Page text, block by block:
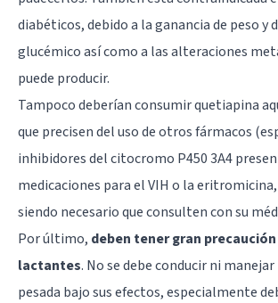
diabéticos, debido a la ganancia de peso y
glucémico así como a las alteraciones
puede producir.
Tampoco deberían consumir quetiapina
que precisen del uso de otros fármacos
inhibidores del citocromo P450 3A4
medicaciones para el VIH o la
siendo necesario que consulten con su
Por último, deben tener gran
lactantes. No se debe conducir ni
pesada bajo sus efectos, especialmente